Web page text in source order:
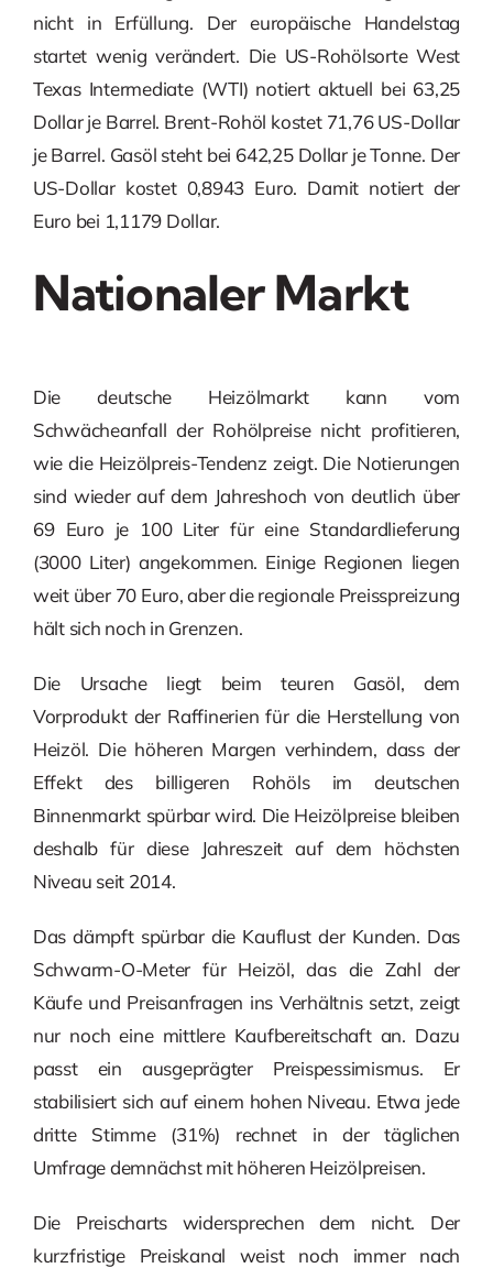
nicht in Erfüllung. Der europäische Handelstag
startet wenig verändert. Die US-Rohölsorte West
Texas Intermediate (WTI) notiert aktuell bei 63,25
Dollar je Barrel. Brent-Rohöl kostet 71,76 US-Dollar
je Barrel. Gasöl steht bei 642,25 Dollar je Tonne. Der
US-Dollar kostet 0,8943 Euro. Damit notiert der
Euro bei 1,1179 Dollar.
Nationaler Markt
Die deutsche Heizölmarkt kann vom
Schwächeanfall der Rohölpreise nicht profitieren,
wie die Heizölpreis-Tendenz zeigt. Die Notierungen
sind wieder auf dem Jahreshoch von deutlich über
69 Euro je 100 Liter für eine Standardlieferung
(3000 Liter) angekommen. Einige Regionen liegen
weit über 70 Euro, aber die regionale Preisspreizung
hält sich noch in Grenzen.
Die Ursache liegt beim teuren Gasöl, dem
Vorprodukt der Raffinerien für die Herstellung von
Heizöl. Die höheren Margen verhindern, dass der
Effekt des billigeren Rohöls im deutschen
Binnenmarkt spürbar wird. Die Heizölpreise bleiben
deshalb für diese Jahreszeit auf dem höchsten
Niveau seit 2014.
Das dämpft spürbar die Kauflust der Kunden. Das
Schwarm-O-Meter für Heizöl, das die Zahl der
Käufe und Preisanfragen ins Verhältnis setzt, zeigt
nur noch eine mittlere Kaufbereitschaft an. Dazu
passt ein ausgeprägter Preispessimismus. Er
stabilisiert sich auf einem hohen Niveau. Etwa jede
dritte Stimme (31%) rechnet in der täglichen
Umfrage demnächst mit höheren Heizölpreisen.
Die Preischarts widersprechen dem nicht. Der
kurzfristige Preiskanal weist noch immer nach